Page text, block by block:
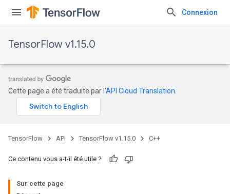
Connexion
TensorFlow v1.15.0
Cette page a été traduite par l'API Cloud Translation
TensorFlow API TensorFlow v1.15.0 C++
Ce contenu vous a-t-il été utile ?
Sur cette page